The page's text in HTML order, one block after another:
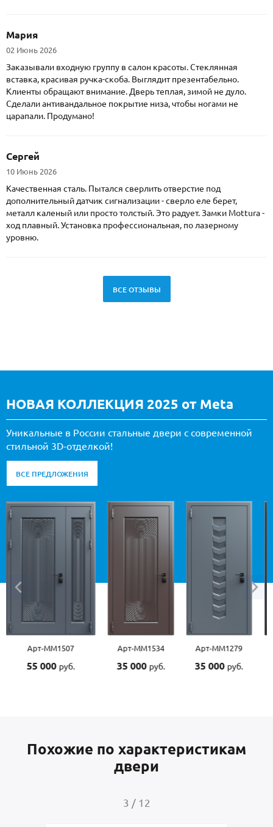
Мария
02 Июнь 2026
Заказывали входную группу в салон красоты. Стеклянная
вставка, красивая ручка-скоба. Выглядит презентабельно.
Клиенты обращают внимание. Дверь теплая, зимой не дуло.
Сделали антивандальное покрытие низа, чтобы ногами не
царапали. Продумано!
Сергей
10 Июнь 2026
Качественная сталь. Пытался сверлить отверстие под
дополнительный датчик сигнализации - сверло еле берет,
металл каленый или просто толстый. Это радует. Замки Mottura -
ход плавный. Установка профессиональная, по лазерному
уровню.
ВСЕ ОТЗЫВЫ
НОВАЯ КОЛЛЕКЦИЯ 2025 от Meta
Уникальные в России стальные двери с современной
стильной 3D-отделкой!
ВСЕ ПРЕДЛОЖЕНИЯ
Арт-ММ1507
55 000 руб.
Арт-ММ1534
35 000 руб.
Арт-ММ1279
35 000 руб.
Похожие по характеристикам
двери
3 / 12